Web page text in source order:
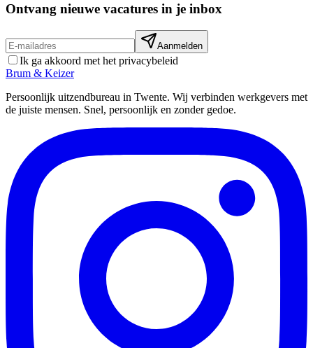
Ontvang nieuwe vacatures in je inbox
Aanmelden
Ik ga akkoord met het privacybeleid
Brum & Keizer
Persoonlijk uitzendbureau in Twente. Wij verbinden werkgevers met
de juiste mensen. Snel, persoonlijk en zonder gedoe.